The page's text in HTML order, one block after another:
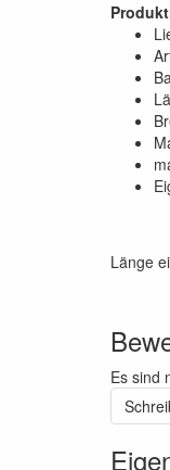
Länge
Es sind